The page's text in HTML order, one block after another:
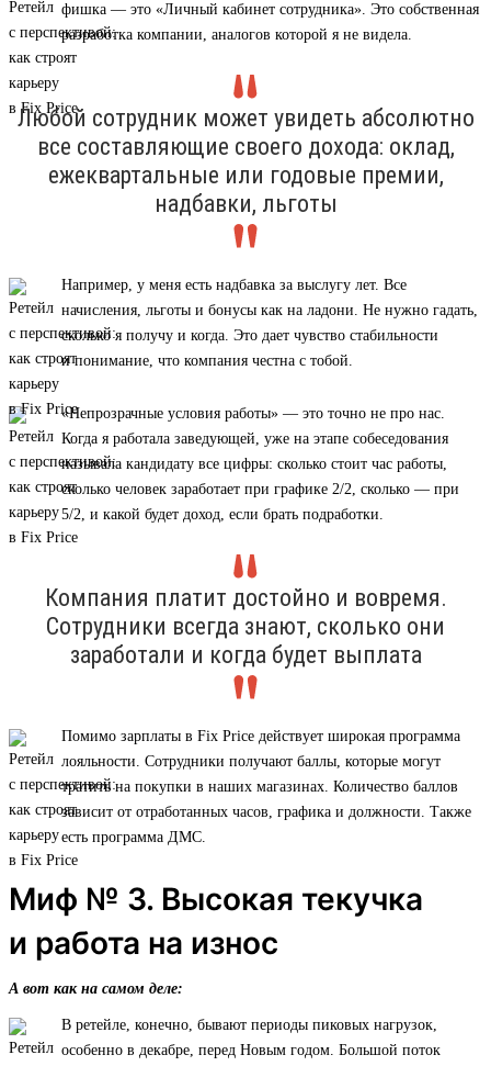
фишка — это «Личный кабинет сотрудника». Это собственная
разработка компании, аналогов которой я не видела.
Любой сотрудник может увидеть абсолютно
все составляющие своего дохода: оклад,
ежеквартальные или годовые премии,
надбавки, льготы
Например, у меня есть надбавка за выслугу лет. Все
начисления, льготы и бонусы как на ладони. Не нужно гадать,
сколько я получу и когда. Это дает чувство стабильности
и понимание, что компания честна с тобой.
«Непрозрачные условия работы» — это точно не про нас.
Когда я работала заведующей, уже на этапе собеседования
называла кандидату все цифры: сколько стоит час работы,
сколько человек заработает при графике 2/2, сколько — при
5/2, и какой будет доход, если брать подработки.
Компания платит достойно и вовремя.
Сотрудники всегда знают, сколько они
заработали и когда будет выплата
Помимо зарплаты в Fix Price действует широкая программа
лояльности. Сотрудники получают баллы, которые могут
тратить на покупки в наших магазинах. Количество баллов
зависит от отработанных часов, графика и должности. Также
есть программа ДМС.
Миф № 3. Высокая текучка
и работа на износ
А вот как на самом деле:
В ретейле, конечно, бывают периоды пиковых нагрузок,
особенно в декабре, перед Новым годом. Большой поток